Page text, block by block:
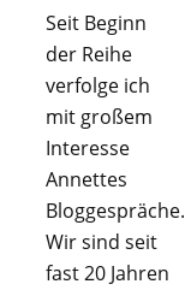
Seit Beginn
der Reihe
verfolge ich
mit großem
Interesse
Annettes
Bloggespräche.
Wir sind seit
fast 20 Jahren